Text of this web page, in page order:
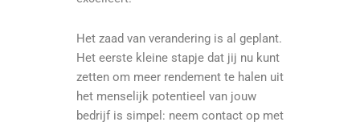
Het zaad van verandering is al geplant.
Het eerste kleine stapje dat jij nu kunt
zetten om meer rendement te halen uit
het menselijk potentieel van jouw
bedrijf is simpel: neem contact op met